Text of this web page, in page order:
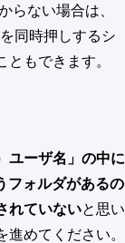
らない場合は、
を同時押しするシ
ともできます。
ユーザ名」の中に
フォルダがあるの
れていないと思い
進めてください。